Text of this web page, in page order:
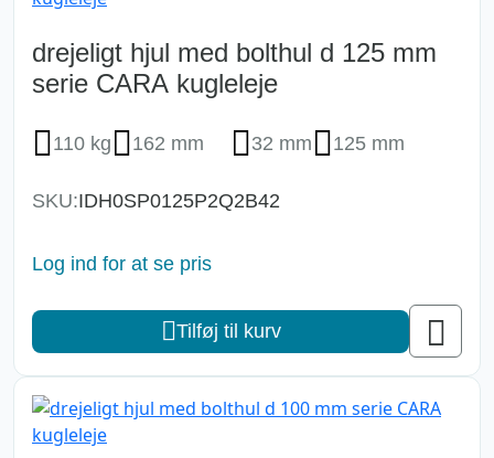
drejeligt hjul med bolthul d 125 mm
serie CARA kugleleje
110 kg 162 mm 32 mm 125 mm
SKU:IDH0SP0125P2Q2B42
Log ind for at se pris
Tilføj til kurv